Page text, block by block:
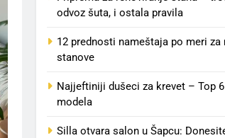
odvoz šuta, i ostala pravila
12 prednosti nameštaja po meri za
stanove
Najjeftiniji dušeci za krevet – Top
modela
Silla otvara salon u Šapcu: